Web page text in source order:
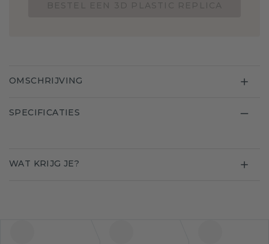
OMSCHRIJVING
SPECIFICATIES
WAT KRIJG JE?